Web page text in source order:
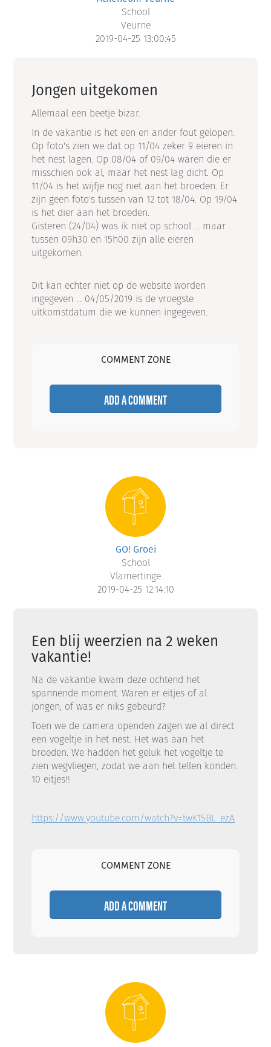
School
Veurne
2019-04-25 13:00:45
Jongen uitgekomen
Allemaal een beetje bizar.
In de vakantie is het een en ander fout gelopen.
Op foto's zien we dat op 11/04 zeker 9 eieren in
het nest lagen. Op 08/04 of 09/04 waren die er
misschien ook al, maar het nest lag dicht. Op
11/04 is het wijfje nog niet aan het broeden. Er
zijn geen foto's tussen van 12 tot 18/04. Op 19/04
is het dier aan het broeden.
Gisteren (24/04) was ik niet op school ... maar
tussen 09h30 en 15h00 zijn alle eieren
uitgekomen.
Dit kan echter niet op de website worden
ingegeven ... 04/05/2019 is de vroegste
uitkomstdatum die we kunnen ingegeven.
COMMENT ZONE
ADD A COMMENT
GO! Groei
School
Vlamertinge
2019-04-25 12:14:10
Een blij weerzien na 2 weken
vakantie!
Na de vakantie kwam deze ochtend het
spannende moment. Waren er eitjes of al
jongen, of was er niks gebeurd?
Toen we de camera openden zagen we al direct
een vogeltje in het nest. Het was aan het
broeden. We hadden het geluk het vogeltje te
zien wegvliegen, zodat we aan het tellen konden.
10 eitjes!!
https://www.youtube.com/watch?v=twK15BL_ezA
COMMENT ZONE
ADD A COMMENT